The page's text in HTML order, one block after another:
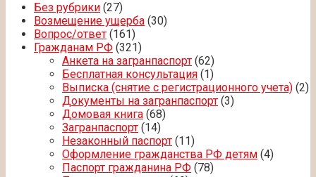
Без рубрики (27)
Возмещение ущерба (30)
Вопрос/ответ (161)
Гражданам РФ (321)
Анкета на загранпаспорт (62)
Бесплатная консультация (1)
Выписка (снятие с регистрационного учета) (2)
Документы на загранпаспорт (3)
Домовая книга (68)
Загранпаспорт (14)
Незаконный паспорт (11)
Оформление гражданства РФ детям (4)
Паспорт гражданина РФ (78)